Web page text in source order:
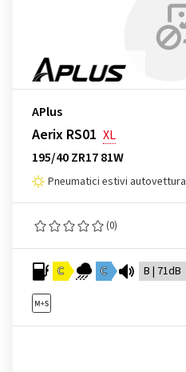
APlus
Aerix RS01 XL
195/40 ZR17 81W
Pneumatici estivi autovettura
(0)
C C B | 71dB